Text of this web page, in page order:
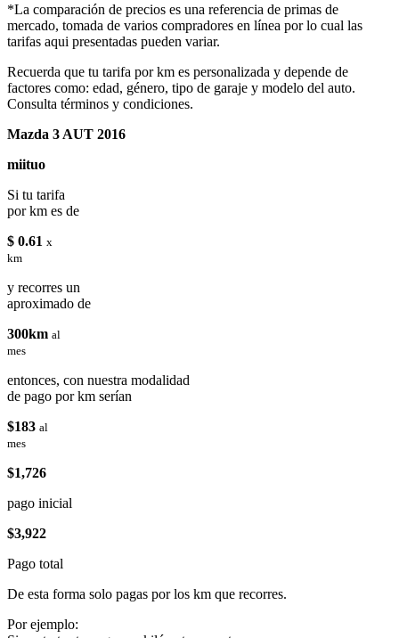
*La comparación de precios es una referencia de primas de
mercado, tomada de varios compradores en línea por lo cual las
tarifas aqui presentadas pueden variar.
Recuerda que tu tarifa por km es personalizada y depende de
factores como: edad, género, tipo de garaje y modelo del auto.
Consulta términos y condiciones.
Mazda 3 AUT 2016
miituo
Si tu tarifa
por km es de
$ 0.61 x
km
y recorres un
aproximado de
300km al
mes
entonces, con nuestra modalidad
de pago por km serían
$183 al
mes
$1,726
pago inicial
$3,922
Pago total
De esta forma solo pagas por los km que recorres.
Por ejemplo: